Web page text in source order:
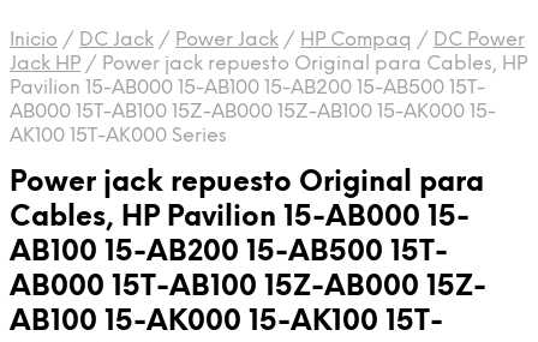
Inicio / DC Jack / Power Jack / HP Compaq / DC Power
Jack HP / Power jack repuesto Original para Cables, HP
Pavilion 15-AB000 15-AB100 15-AB200 15-AB500 15T-
AB000 15T-AB100 15Z-AB000 15Z-AB100 15-AK000 15-
AK100 15T-AK000 Series
Power jack repuesto Original para
Cables, HP Pavilion 15-AB000 15-
AB100 15-AB200 15-AB500 15T-
AB000 15T-AB100 15Z-AB000 15Z-
AB100 15-AK000 15-AK100 15T-